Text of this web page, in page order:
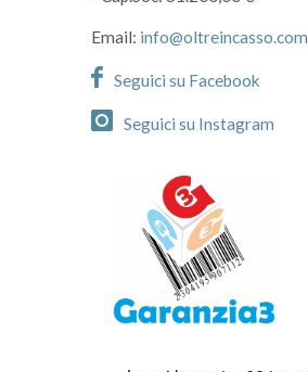
Email: info@oltreincasso.com
Seguici su Facebook
Seguici su Instagram